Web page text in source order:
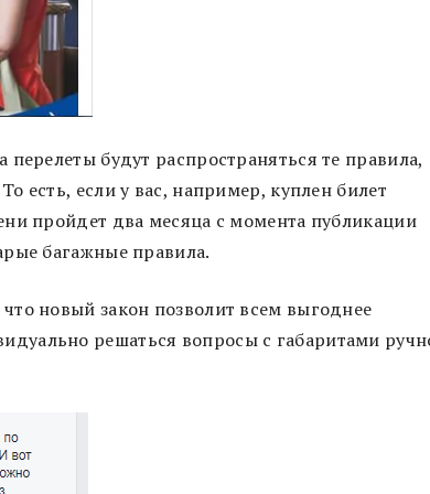
будут распространяться те правила,
есть, если у вас, например, куплен билет
пройдет два месяца с момента публикации
багажные правила.
новый закон позволит всем выгоднее
решаться вопросы с габаритами